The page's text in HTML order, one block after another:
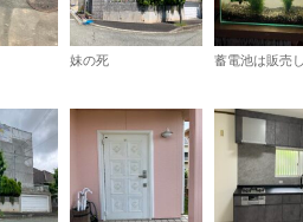
妹の死 蓄電池は販売